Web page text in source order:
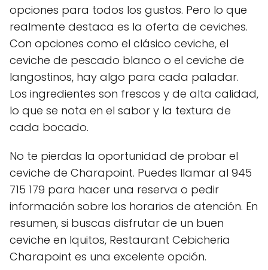
opciones para todos los gustos. Pero lo que
realmente destaca es la oferta de ceviches.
Con opciones como el clásico ceviche, el
ceviche de pescado blanco o el ceviche de
langostinos, hay algo para cada paladar.
Los ingredientes son frescos y de alta calidad,
lo que se nota en el sabor y la textura de
cada bocado.
No te pierdas la oportunidad de probar el
ceviche de Charapoint. Puedes llamar al 945
715 179 para hacer una reserva o pedir
información sobre los horarios de atención. En
resumen, si buscas disfrutar de un buen
ceviche en Iquitos, Restaurant Cebicheria
Charapoint es una excelente opción.